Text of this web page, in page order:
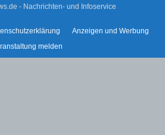
- Nachrichten- und Infoservice
Anzeigen und Werbung
melden